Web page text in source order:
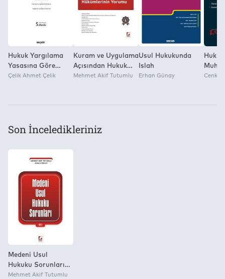
Hukuk Yargılama
Yasasına Göre
Tazminat ve Alacak
Çelik Ahmet Çelik
Kuram ve Uygulama
Açısından Hukuk
Muhakemeleri
Mehmet Akif Tutumlu
Usul Hukukunda
Islah
Erhan Günay
Hukuk
Cenk
Son İnceledikleriniz
Medeni Usul
Hukuku Sorunları
Cilt: 2
Mehmet Akif Tutumlu